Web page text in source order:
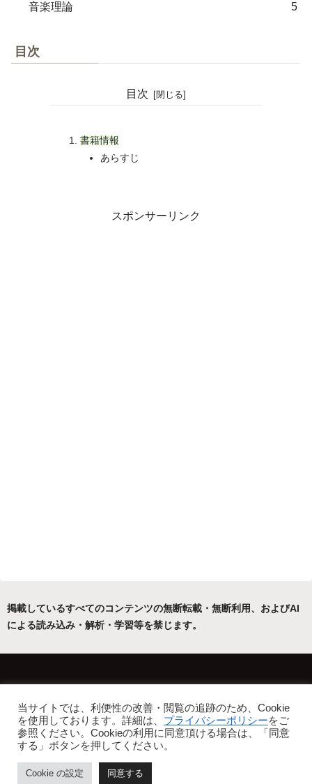
音楽理論 5
目次
目次
書籍情報
あらすじ
スポンサーリンク
掲載しているすべてのコンテンツの無断転載・無断利用、およびAI
による読み込み・解析・学習等を禁じます。
プライバシーポリシー・免責事項
Copyright © 2022-2026 フリーアトリエ晴星 All Rights Reserved.
当サイトでは、利便性の改善・閲覧の追跡のため、Cookie
を使用しております。詳細は、 プライバシーポリシーをご
参照ください。Cookieの利用に同意頂ける場合は、「同意
する」ボタンを押してください。
Cookie の設定 同意する